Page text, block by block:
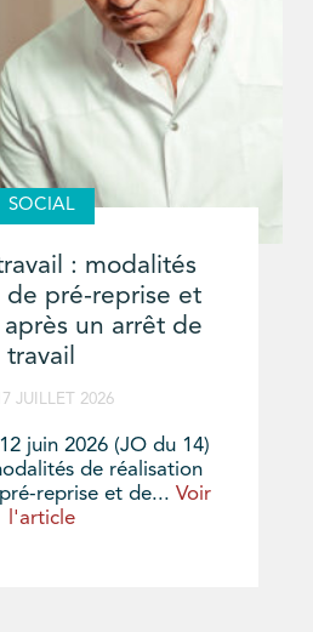
SOCIAL
: modalités
de pré-reprise et
un arrêt de
travail
JUILLET 2026
juin 2026 (JO du 14)
de réalisation
reprise et de... Voir
l'article